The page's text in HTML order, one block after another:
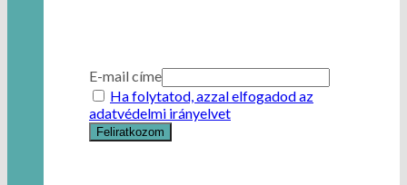
E-mail címe
Ha folytatod, azzal elfogadod az
adatvédelmi irányelvet